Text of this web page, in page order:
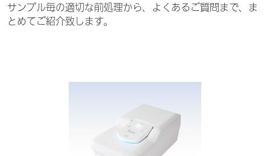
サンプル毎の適切な前処理から、よくあるご質問まで、ま
とめてご紹介致します。